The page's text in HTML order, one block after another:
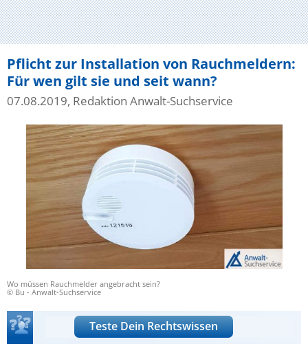
Pflicht zur Installation von Rauchmeldern:
Für wen gilt sie und seit wann?
07.08.2019, Redaktion Anwalt-Suchservice
Wo müssen Rauchmelder angebracht sein?
© Bu - Anwalt-Suchservice
Teste Dein Rechtswissen